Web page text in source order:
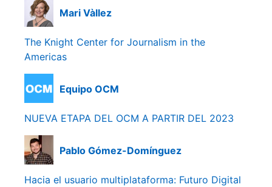
Mari Vàllez
The Knight Center for Journalism in the
Americas
Equipo OCM
NUEVA ETAPA DEL OCM A PARTIR DEL 2023
Pablo Gómez-Domínguez
Hacia el usuario multiplataforma: Futuro Digital